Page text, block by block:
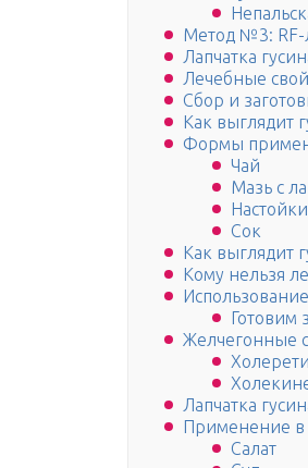
Метод №3:
Лапчатка
Лечебные
Сбор и
Как выглядит
Формы
Чай
Мазь с
Сок
Как выглядит
Кому нельзя
Готовим
Желчегонные
Лапчатка
Применение в
Салат